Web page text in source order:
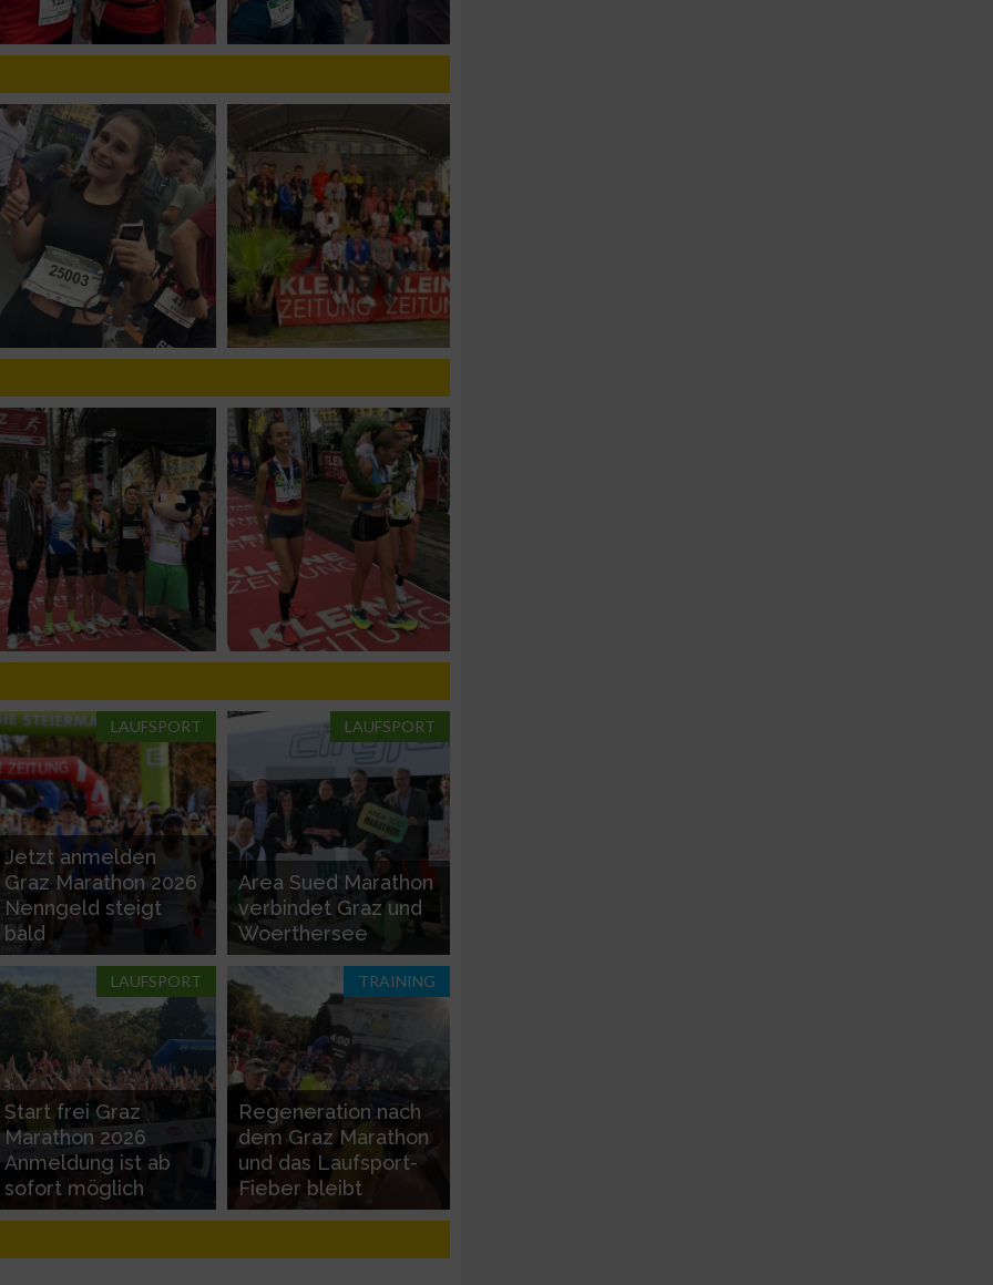
LAUFSPORT
Jetzt anmelden
Graz Marathon 2026
Nenngeld steigt
bald
LAUFSPORT
Area Sued Marathon
verbindet Graz und
Woerthersee
LAUFSPORT
Start frei Graz
Marathon 2026
Anmeldung ist ab
sofort möglich
TRAINING
Regeneration nach
dem Graz Marathon
und das Laufsport-
Fieber bleibt
von Daten aus